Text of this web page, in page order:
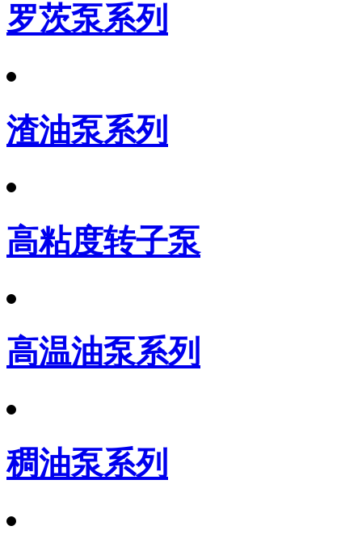
罗茨泵系列
渣油泵系列
高粘度转子泵
高温油泵系列
稠油泵系列